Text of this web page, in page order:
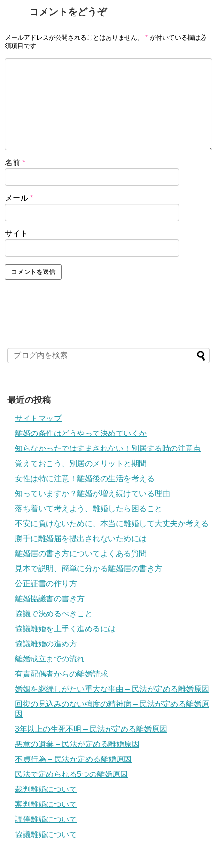
コメントをどうぞ
メールアドレスが公開されることはありません。 * が付いている欄は必
須項目です
名前 *
メール *
サイト
最近の投稿
サイトマップ
離婚の条件はどうやって決めていくか
知らなかったではすまされない！別居する時の注意点
覚えておこう、別居のメリットと期間
女性は特に注意！離婚後の生活を考える
知っていますか？離婚が増え続けている理由
落ち着いて考えよう、離婚したら困ること
不安に負けないために、本当に離婚して大丈夫か考える
勝手に離婚届を提出されないためには
離婚届の書き方についてよくある質問
見本で説明、簡単に分かる離婚届の書き方
公正証書の作り方
離婚協議書の書き方
協議で決めるべきこと
協議離婚を上手く進めるには
協議離婚の進め方
離婚成立までの流れ
有責配偶者からの離婚請求
婚姻を継続しがたい重大な事由 – 民法が定める離婚原因
回復の見込みのない強度の精神病 – 民法が定める離婚原
因
3年以上の生死不明 – 民法が定める離婚原因
悪意の遺棄 – 民法が定める離婚原因
不貞行為 – 民法が定める離婚原因
民法で定められる5つの離婚原因
裁判離婚について
審判離婚について
調停離婚について
協議離婚について